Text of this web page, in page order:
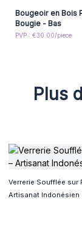
Bougeoir en Bois
Bougie - Bas
PVP : €30.00/piece
Plus
Verrerie Soufflée sur
Artisanat Indonésien